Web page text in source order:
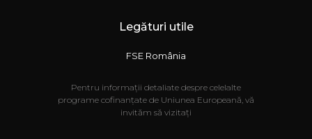
Legături utile
FSE România
Pentru informații detaliate despre celelalte
programe cofinanțate de Uniunea Europeană, vă
invităm să vizitați